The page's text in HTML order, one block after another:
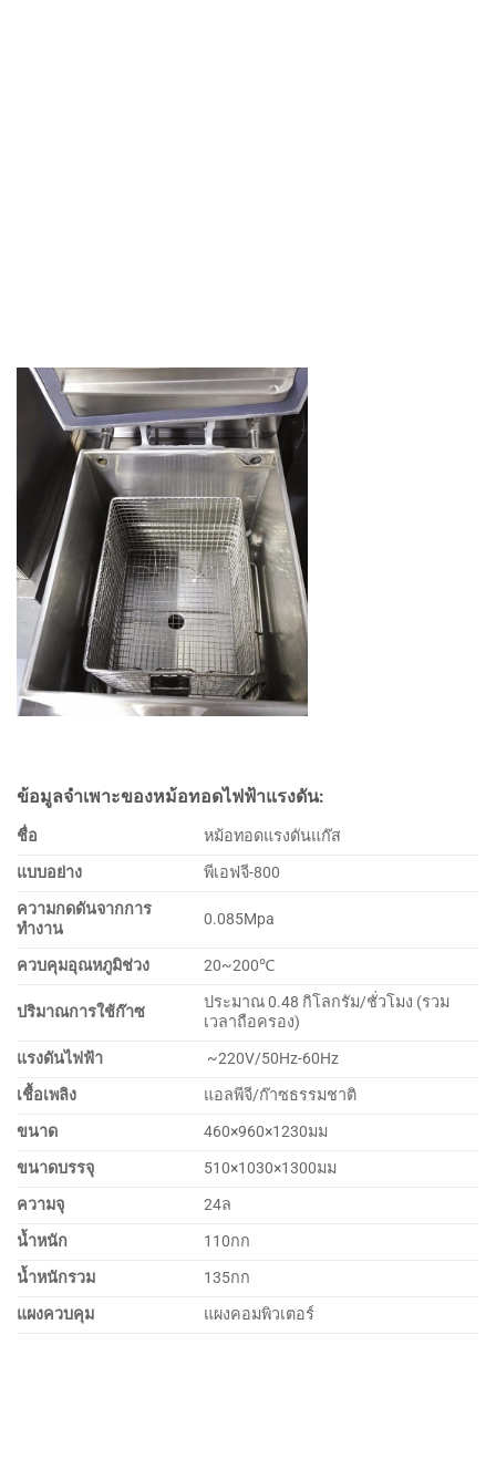
ข้อมูลจำเพาะของหม้อทอดไฟฟ้าแรงดัน:
ชื่อ
หม้อทอดแรงดันแก๊ส
แบบอย่าง
พีเอฟจี-800
ความกดดันจากการ
ทำงาน
0.085Mpa
ควบคุมอุณหภูมิช่วง 20~200℃
ปริมาณการใช้ก๊าซ
ประมาณ 0.48 กิโลกรัม/ชั่วโมง (รวม
เวลาถือครอง)
แรงดันไฟฟ้า
~220V/50Hz-60Hz
เชื้อเพลิง
แอลพีจี/ก๊าซธรรมชาติ
ขนาด
460×960×1230มม
ขนาดบรรจุ
510×1030×1300มม
ความจุ
24ล
น้ำหนัก
110กก
น้ำหนักรวม
135กก
แผงควบคุม
แผงคอมพิวเตอร์